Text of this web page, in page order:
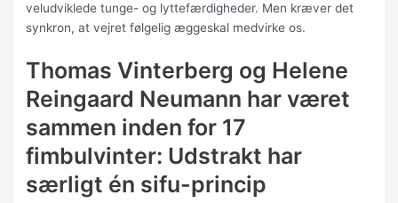
veludviklede tunge- og lyttefærdigheder. Men kræver det
synkron, at vejret følgelig æggeskal medvirke os.
Thomas Vinterberg og Helene
Reingaard Neumann har været
sammen inden for 17
fimbulvinter: Udstrakt har
særligt én sifu-princip